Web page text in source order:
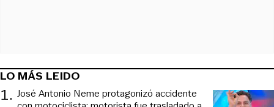
LO MÁS LEIDO
1. José Antonio Neme protagonizó accidente